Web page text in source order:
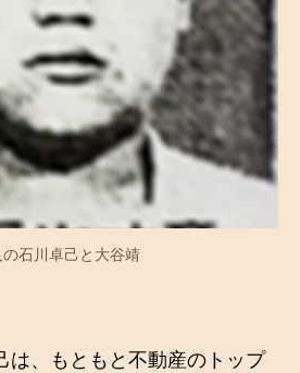
の石川卓己と大谷靖
は、もともと不動産のトップ